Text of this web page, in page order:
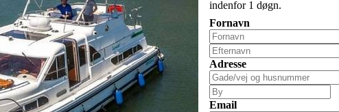
indenfor 1 døgn.
Fornavn
Adresse
Email